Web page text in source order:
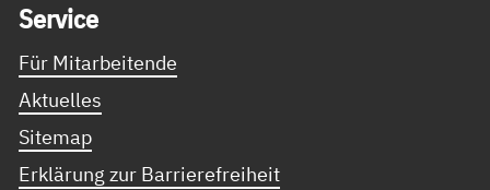
Ser­vice
Für Mitarbeitende
Aktuelles
Sitemap
Erklärung zur Barrierefreiheit